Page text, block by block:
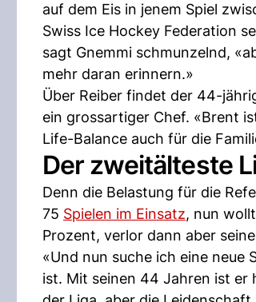
auf dem Eis in jenem Spiel
Swiss Ice Hockey Federation
sagt Gnemmi schmunzelnd,
mehr daran erinnern.»
Über Reiber findet der 44-
ein grossartiger Chef. «Brent
Life-Balance auch für die
Der zweitälteste
Denn die Belastung für die
75 Spielen im Einsatz, nun
Prozent, verlor dann aber
«Und nun suche ich eine neue
ist. Mit seinen 44 Jahren ist er